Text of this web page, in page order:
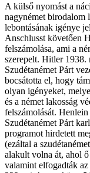
A külső nyomást a
nagynémet birodalom
lebontásának igénye
Anschlusst követően
felszámolása, ami a
szerepelt. Hitler 1938.
Szudétanémet Párt
bocsátotta el, hogy
olyan igényeket,
és a német lakosság
felszámolását.
Szudétanémet Párt
programot hirdetett
(ezáltal a
alakult volna át, ahol
valamint elfogadták